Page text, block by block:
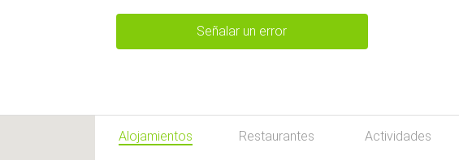
Señalar un error
Alojamientos Restaurantes Actividades